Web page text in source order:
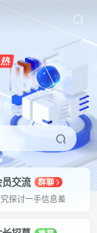
新
交流
群聊
探讨一手信息差